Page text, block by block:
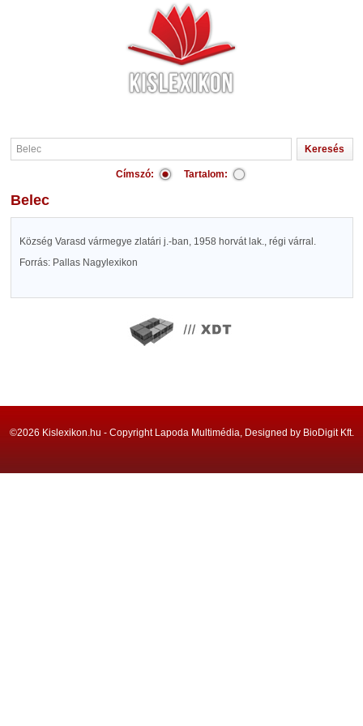
Címszó: Tartalom:
Belec
Község Varasd vármegye zlatári j.-ban, 1958 horvát lak., régi várral.
Forrás: Pallas Nagylexikon
©2026 Kislexikon.hu - Copyright Lapoda Multimédia, Designed by BioDigit Kft.